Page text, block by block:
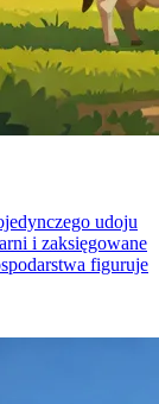
udoju
i zaksięgowane
figuruje